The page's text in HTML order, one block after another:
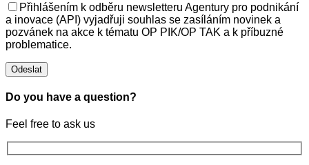
Přihlášením k odběru newsletteru Agentury pro podnikání
a inovace (API) vyjadřuji souhlas se zasíláním novinek a
pozvánek na akce k tématu OP PIK/OP TAK a k příbuzné
problematice.
Do you have a question?
Feel free to ask us